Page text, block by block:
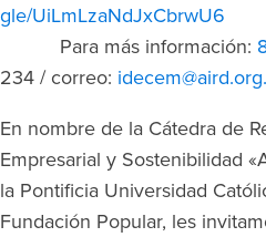
gle/UiLmLzaNdJxCbrwU6
Para más información:
234 / correo:
En nombre de la Cátedra de
Empresarial y Sostenibilidad
la Pontificia Universidad
Fundación Popular, les